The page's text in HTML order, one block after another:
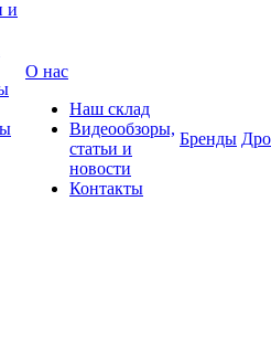
О нас
Наш склад
Видеообзоры,
статьи и
новости
Контакты
Бренды